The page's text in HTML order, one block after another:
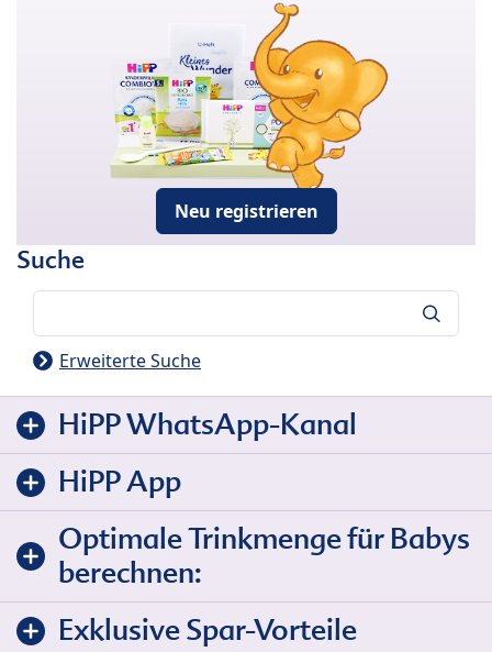
Neu registrieren
Suche
Erweiterte Suche
HiPP WhatsApp-Kanal
HiPP App
Optimale Trinkmenge für Babys
berechnen:
Exklusive Spar-Vorteile